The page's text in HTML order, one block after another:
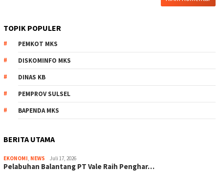
TOPIK POPULER
PEMKOT MKS
DISKOMINFO MKS
DINAS KB
PEMPROV SULSEL
BAPENDA MKS
BERITA UTAMA
EKONOMI, NEWS Juli 17, 2026
Pelabuhan Balantang PT Vale Raih Penghar…